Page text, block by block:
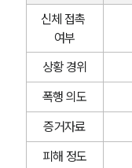
신체 접촉
여부
상황 경위
폭행 의도
증거자료
피해 정도